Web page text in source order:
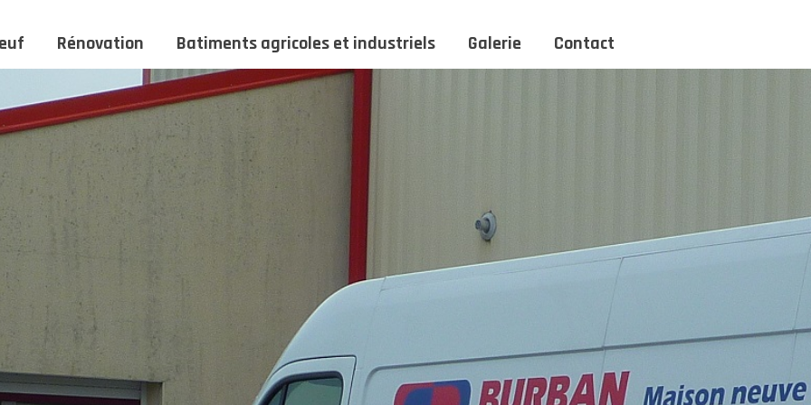
Rénovation Batiments agricoles et industriels Galerie Contact